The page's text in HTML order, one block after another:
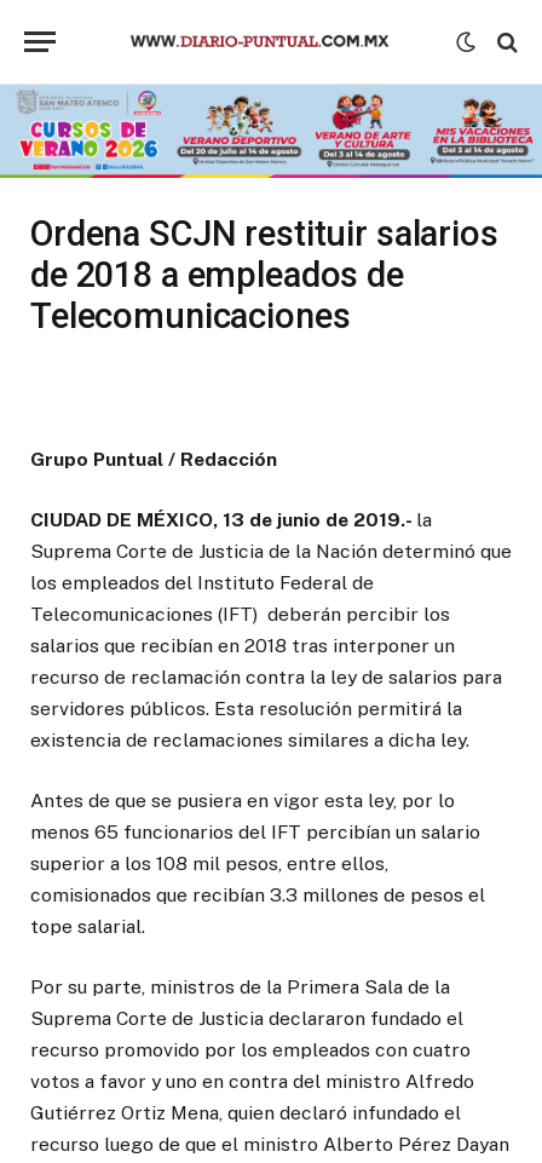
Ordena SCJN restituir salarios
de 2018 a empleados de
Telecomunicaciones
Grupo Puntual / Redacción
CIUDAD DE MÉXICO, 13 de junio de 2019.- la
Suprema Corte de Justicia de la Nación determinó que
los empleados del Instituto Federal de
Telecomunicaciones (IFT) deberán percibir los
salarios que recibían en 2018 tras interponer un
recurso de reclamación contra la ley de salarios para
servidores públicos. Esta resolución permitirá la
existencia de reclamaciones similares a dicha ley.
Antes de que se pusiera en vigor esta ley, por lo
menos 65 funcionarios del IFT percibían un salario
superior a los 108 mil pesos, entre ellos,
comisionados que recibían 3.3 millones de pesos el
tope salarial.
Por su parte, ministros de la Primera Sala de la
Suprema Corte de Justicia declararon fundado el
recurso promovido por los empleados con cuatro
votos a favor y uno en contra del ministro Alfredo
Gutiérrez Ortiz Mena, quien declaró infundado el
recurso luego de que el ministro Alberto Pérez Dayan